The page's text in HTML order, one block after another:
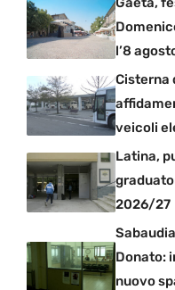
l’8
Cisterna
veicoli
Latina,
2026/27
Donato:
nuovo